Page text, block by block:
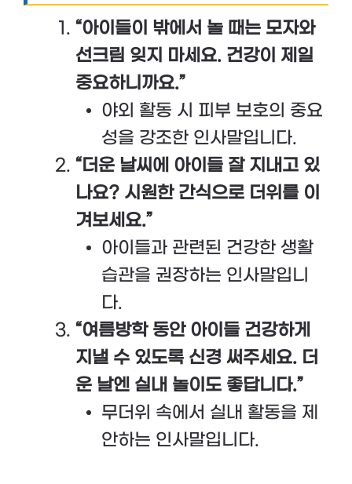
“아이들이 밖에서 놀 때는 모자와
선크림 잊지 마세요. 건강이 제일
중요하니까요.”
야외 활동 시 피부 보호의 중요
성을 강조한 인사말입니다.
“더운 날씨에 아이들 잘 지내고 있
나요? 시원한 간식으로 더위를 이
겨보세요.”
아이들과 관련된 건강한 생활
습관을 권장하는 인사말입니
다.
“여름방학 동안 아이들 건강하게
지낼 수 있도록 신경 써주세요. 더
운 날엔 실내 놀이도 좋답니다.”
무더위 속에서 실내 활동을 제
안하는 인사말입니다.